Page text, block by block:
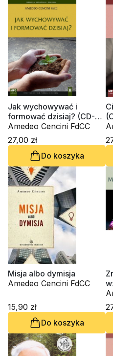
Jak wychowywać i
formować dzisiaj? (CD-
audiobook)
Amedeo Cencini FdCC
27,00 zł
Do koszyka
Misja albo dymisja
Amedeo Cencini FdCC
15,90 zł
Do koszyka